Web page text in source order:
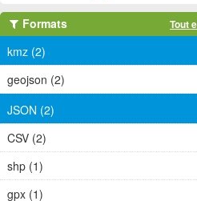
Formats Tout
kmz (2)
geojson (2)
JSON (2)
CSV (2)
shp (1)
gpx (1)